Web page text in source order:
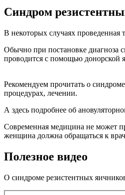
Синдром
В некоторых случаях проведенная
Обычно при постановке диагноза
проводится с помощью донорской
Рекомендуем прочитать о
процедурах, лечении.
А здесь подробнее об
Современная медицина не может
женщина должна обращаться к
Полезное видео
О синдроме резистентных